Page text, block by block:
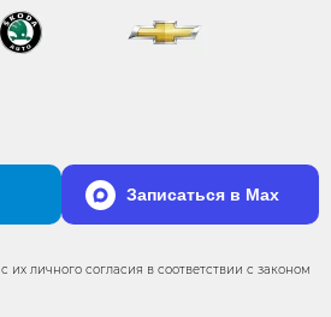
Записаться в Max
личного согласия в соответствии с законом